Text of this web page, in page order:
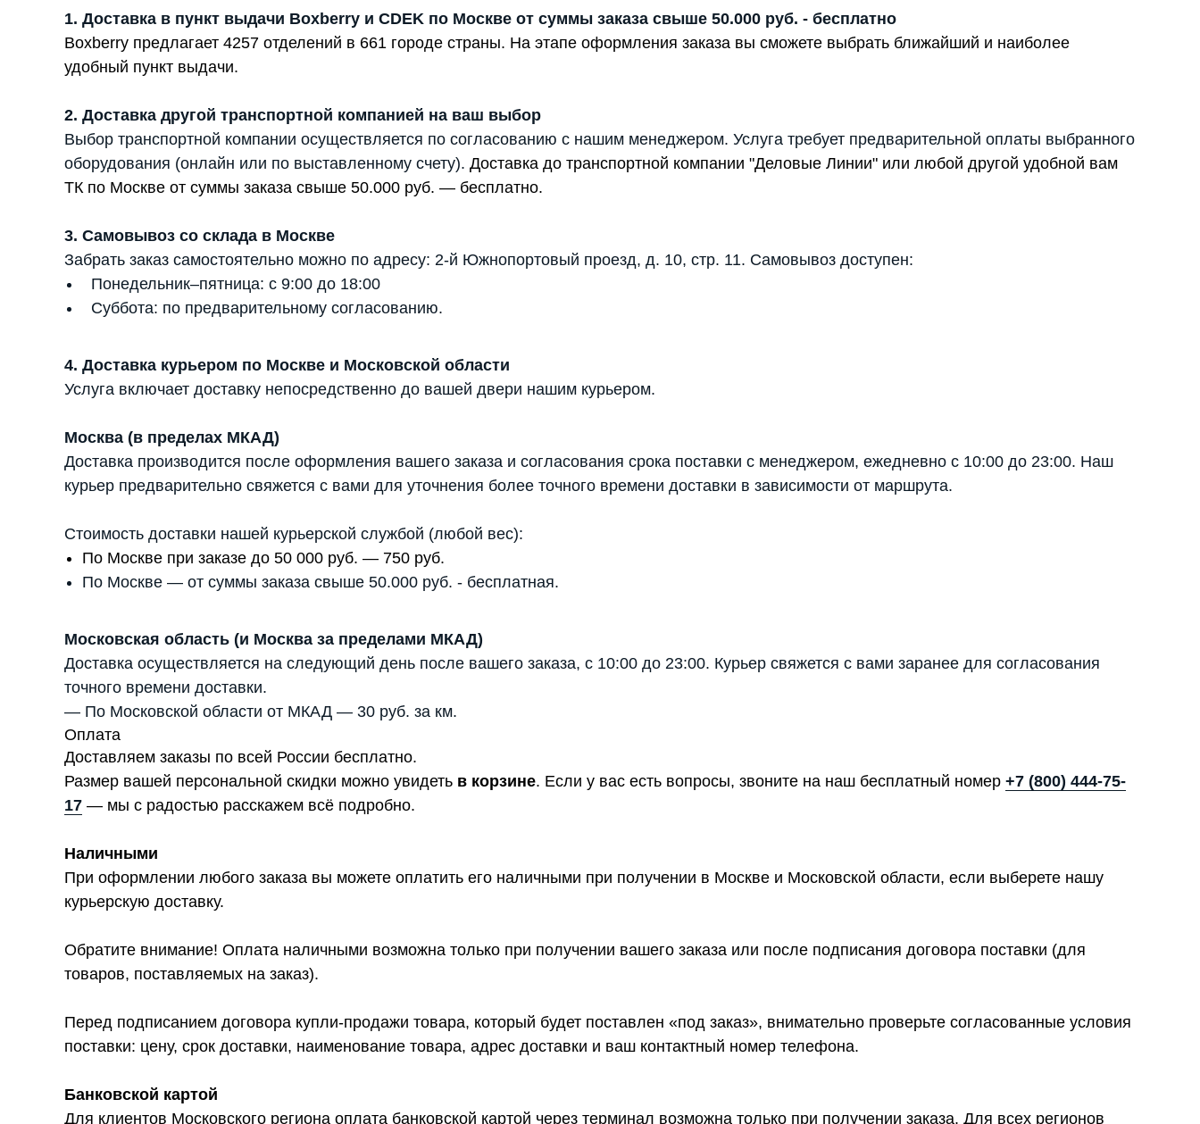
1. Доставка в пункт выдачи Boxberry и CDEK по Москве от суммы заказа свыше 50.000 руб. - бесплатно
Boxberry предлагает 4257 отделений в 661 городе страны. На этапе оформления заказа вы сможете выбрать ближайший и наиболее
удобный пункт выдачи.
2. Доставка другой транспортной компанией на ваш выбор
Выбор транспортной компании осуществляется по согласованию с нашим менеджером. Услуга требует предварительной оплаты выбранного
оборудования (онлайн или по выставленному счету). Доставка до транспортной компании "Деловые Линии" или любой другой удобной вам
ТК по Москве от суммы заказа свыше 50.000 руб. — бесплатно.
3. Самовывоз со склада в Москве
Забрать заказ самостоятельно можно по адресу: 2-й Южнопортовый проезд, д. 10, стр. 11. Самовывоз доступен:
Понедельник–пятница: с 9:00 до 18:00
Суббота: по предварительному согласованию.
4. Доставка курьером по Москве и Московской области
Услуга включает доставку непосредственно до вашей двери нашим курьером.
Москва (в пределах МКАД)
Доставка производится после оформления вашего заказа и согласования срока поставки с менеджером, ежедневно с 10:00 до 23:00. Наш
курьер предварительно свяжется с вами для уточнения более точного времени доставки в зависимости от маршрута.
Стоимость доставки нашей курьерской службой (любой вес):
По Москве при заказе до 50 000 руб. — 750 руб.
По Москве — от суммы заказа свыше 50.000 руб. - бесплатная.
Московская область (и Москва за пределами МКАД)
Доставка осуществляется на следующий день после вашего заказа, с 10:00 до 23:00. Курьер свяжется с вами заранее для согласования
точного времени доставки.
— По Московской области от МКАД — 30 руб. за км.
Оплата
Доставляем заказы по всей России бесплатно.
Размер вашей персональной скидки можно увидеть в корзине. Если у вас есть вопросы, звоните на наш бесплатный номер +7 (800) 444-75-
17 — мы с радостью расскажем всё подробно.
Наличными
При оформлении любого заказа вы можете оплатить его наличными при получении в Москве и Московской области, если выберете нашу
курьерскую доставку.
Обратите внимание! Оплата наличными возможна только при получении вашего заказа или после подписания договора поставки (для
товаров, поставляемых на заказ).
Перед подписанием договора купли-продажи товара, который будет поставлен «под заказ», внимательно проверьте согласованные условия
поставки: цену, срок доставки, наименование товара, адрес доставки и ваш контактный номер телефона.
Банковской картой
Для клиентов Московского региона оплата банковской картой через терминал возможна только при получении заказа. Для всех регионов